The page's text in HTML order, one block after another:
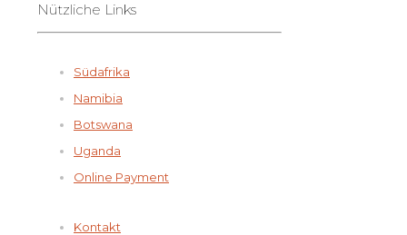
Nützliche Links
Südafrika
Namibia
Botswana
Uganda
Online Payment
Kontakt